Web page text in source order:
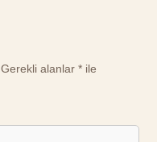
Gerekli alanlar* ile